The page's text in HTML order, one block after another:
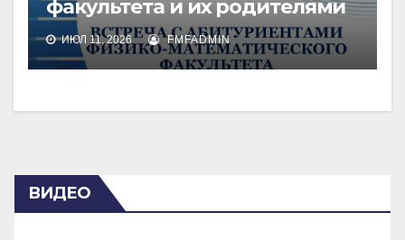
факультета и их родителями
ИЮЛ 11, 2026 FMFADMIN
ВИДЕО